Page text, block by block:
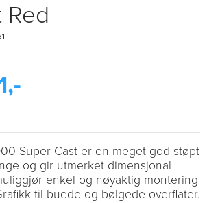
Red
Super Cast er en meget god støpt
og gir utmerket dimensjonal
enkel og nøyaktig montering
til buede og bølgede overflater.